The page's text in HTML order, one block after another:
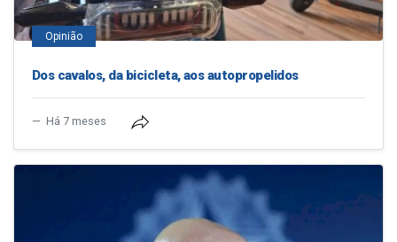
Opinião
Dos cavalos, da bicicleta, aos autopropelidos
Há 7 meses